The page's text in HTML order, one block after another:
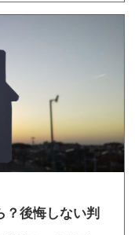
？後悔しない判